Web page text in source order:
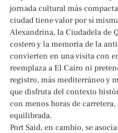
jornada cultural más
ciudad tiene valor por sí
Alexandrina, la Ciudadela de
costero y la memoria de la
convierten en una visita con
reemplaza a El Cairo ni
registro, más mediterráneo y
que disfruta del contexto
con menos horas de
equilibrada.
Port Said, en cambio, se